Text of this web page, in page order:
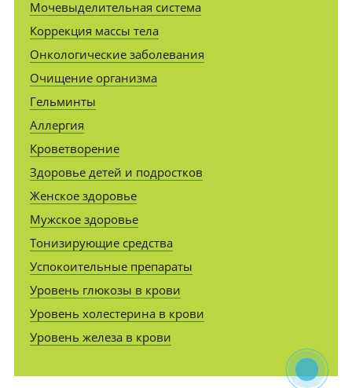
Мочевыделительная система
Коррекция массы тела
Онкологические заболевания
Очищение организма
Гельминты
Аллергия
Кроветворение
Здоровье детей и подростков
Женское здоровье
Мужское здоровье
Тонизирующие средства
Успокоительные препараты
Уровень глюкозы в крови
Уровень холестерина в крови
Уровень железа в крови